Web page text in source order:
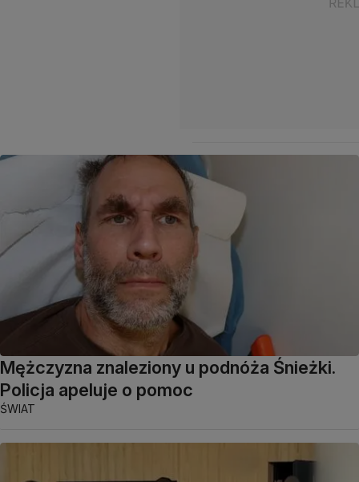
Mężczyzna znaleziony u podnóża Śnieżki.
Policja apeluje o pomoc
ŚWIAT